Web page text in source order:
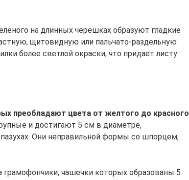
на длинных черешках образуют гладкие
щитовидную или пальчато-раздельную
более светлой окраски, что придает листу
преобладают цвета от желтого до красного
и достигают 5 см в диаметре,
Они неправильной формы со шпорцем,
чашечки которых образованы 5